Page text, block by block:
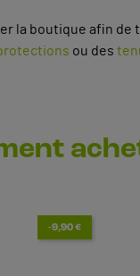
la boutique afin
ou des
-9,90 €